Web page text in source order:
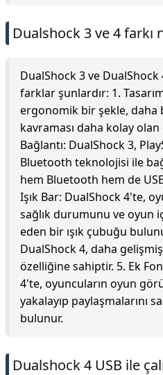
Dualshock 3 ve 4 farkı
DualShock 3 ve
farklar şunlardır: 1.
ergonomik bir şekle, daha
kavraması daha kolay
Bağlantı: DualShock 3,
Bluetooth teknolojisi ile
hem Bluetooth hem de
Işık Bar: DualShock 4'te,
sağlık durumunu ve oyun
eden bir ışık çubuğu
DualShock 4, daha
özelliğine sahiptir. 5. Ek
4'te, oyuncuların oyun
yakalayıp paylaşmalarını
bulunur.
Dualshock 4 USB ile